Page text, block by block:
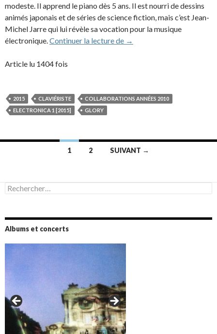
modeste. Il apprend le piano dès 5 ans. Il est nourri de dessins
animés japonais et de séries de science fiction, mais c’est Jean-
Michel Jarre qui lui révèle sa vocation pour la musique
électronique. Continuer la lecture de M83 (Anthony Gonzalez)
→
Article lu 1404 fois
2015 CLAVIÉRISTE
COLLABORATIONS ANNÉES 2010
ELECTRONICA 1 [2015]
GLORY
articles
1 2 SUIVANT →
Rechercher :
Albums et concerts